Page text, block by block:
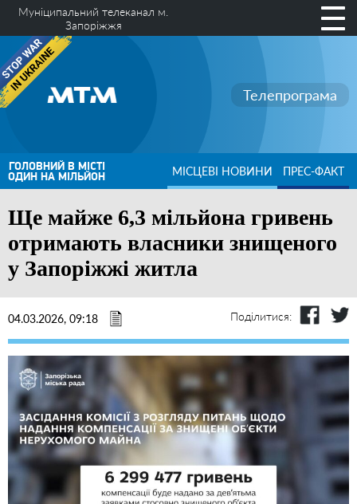
Муніципальний телеканал м.
Запоріжжя
Телепрограма
ГОЛОВНИЙ В МІСТІ
ОДИН НА МІЛЬЙОН МІСЦЕВІ НОВИНИ ПРЕС-ФАКТ
Ще майже 6,3 мільйона гривень
отримають власники знищеного
у Запоріжжі житла
04.03.2026, 09:18 Поділитися: